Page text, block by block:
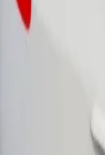
selon
Livrez des repas et
de Hogis Royale à De
trajet entre Hogis Royale et